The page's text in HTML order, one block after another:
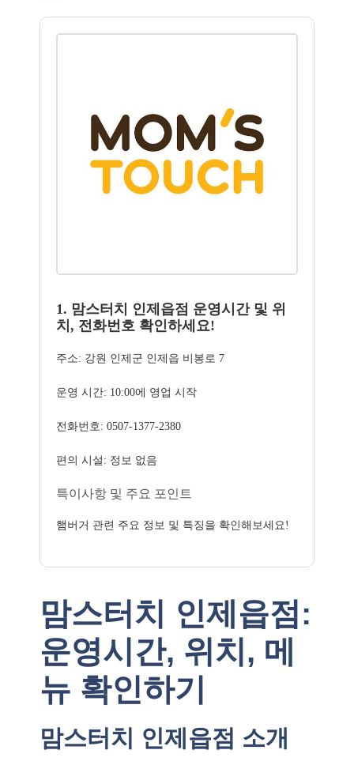
1. 맘스터치 인제읍점 운영시간 및 위
치, 전화번호 확인하세요!
주소: 강원 인제군 인제읍 비봉로 7
운영 시간: 10:00에 영업 시작
전화번호: 0507-1377-2380
편의 시설: 정보 없음
특이사항 및 주요 포인트
햄버거 관련 주요 정보 및 특징을 확인해보세요!
맘스터치 인제읍점:
운영시간, 위치, 메
뉴 확인하기
맘스터치 인제읍점 소개